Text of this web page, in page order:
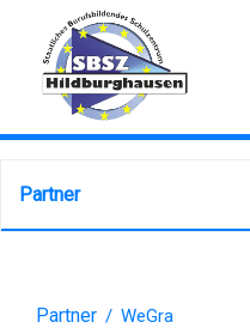
Partner
Partner / WeGra